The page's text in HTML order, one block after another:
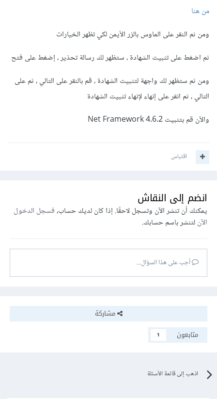
من هنا
ومن ثم النقر على الماوس بالزر الأيمن لكي تظهر الخيارات
ثم اضغط على تثبيت الشهادة ، ستظهر لك رسالة تحذير ، إضغط على فتح
ومن ثم ستظهر لك واجهة لتثبيت الشهادة ، قم بالنقر على التالي ، ثم على
التالي ، ثم انقر على إنهاء لإنهاء تثبيت الشهادة
والآن قم بتثبيت Net Framework 4.6.2
اقتباس
انضم إلى النقاش
يمكنك أن تنشر الآن وتسجل لاحقًا. إذا كان لديك حساب،فسجل الدخول
الآنلتنشر باسم حسابك.
أجب على هذا السؤال...
مشاركة
متابعون
1
اذهب إلى قائمة الأسئلة